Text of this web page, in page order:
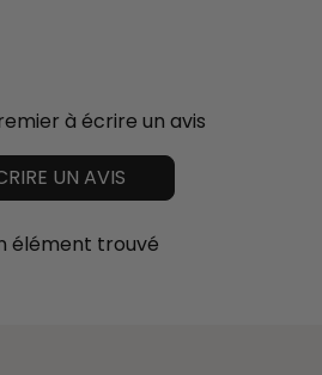
à écrire un avis
UN AVIS
élément trouvé